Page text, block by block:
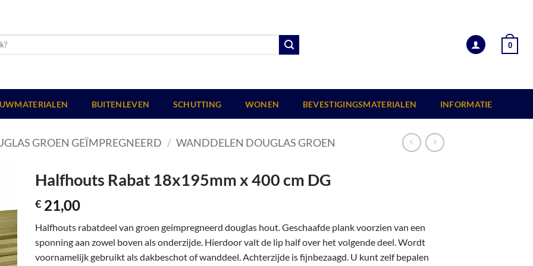
0
BUITENLEVEN SCHUTTING WONEN BEVESTIGINGSMATERIALEN INFORMATIE
GROEN GEÏMPREGNEERD / WANDDELEN DOUGLAS GROEN
Halfhouts Rabat 18x195mm x 400 cm DG
€ 21,00
Halfhouts rabatdeel van groen geimpregneerd douglas hout. Geschaafde plank voorzien van een
sponning aan zowel boven als onderzijde. Hierdoor valt de lip half over het volgende deel. Wordt
voornamelijk gebruikt als dakbeschot of wanddeel. Achterzijde is fijnbezaagd. U kunt zelf bepalen